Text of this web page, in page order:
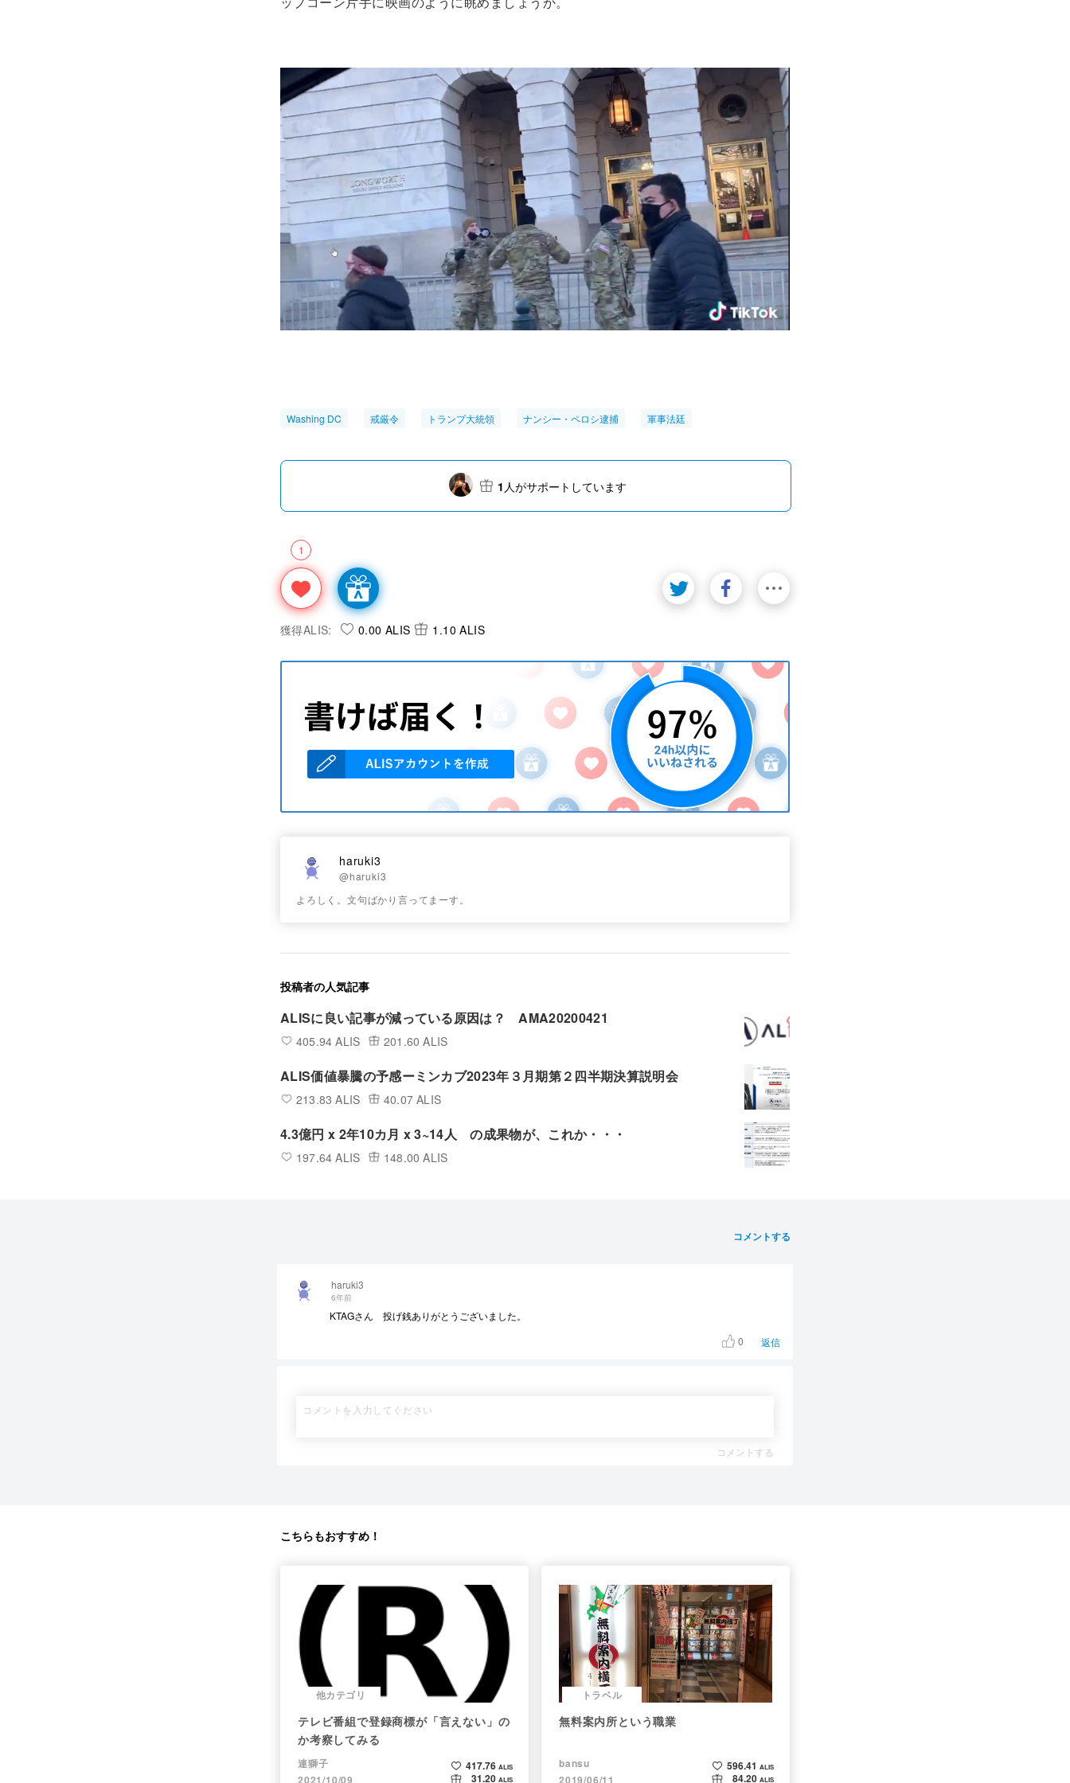
Washing DC 戒厳令 トランプ大統領 ナンシー・ペロシ逮捕 軍事法廷
1
1 人がサポートしています
獲得ALIS: 0.00 ALIS 1.10 ALIS
haruki3
@haruki3
よろしく。文句ばかり言ってまーす。
投稿者の人気記事
ALISに良い記事が減っている原因は？ AMA20200421
405.94 ALIS 201.60 ALIS
ALIS価値暴騰の予感ーミンカブ2023年３月期第２四半期決算説明会
213.83 ALIS 40.07 ALIS
4.3億円 x 2年10カ月 x 3~14人 の成果物が、これか・・・
197.64 ALIS 148.00 ALIS
コメントする
haruki3
6年前
KTAGさん 投げ銭ありがとうございました。
0
返信
コメントする
こちらもおすすめ！
他カテゴリ
テレビ番組で登録商標が「言えない」の
か考察してみる
連獅子
2021/10/09
417.76 ALIS
31.20 ALIS
トラベル
無料案内所という職業
bansu
2019/06/11
596.41 ALIS
84.20 ALIS